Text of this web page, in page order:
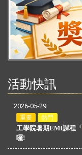
活動快訊
2026-05-29
重要 熱門
工學院暑期EMI課程「
囉!